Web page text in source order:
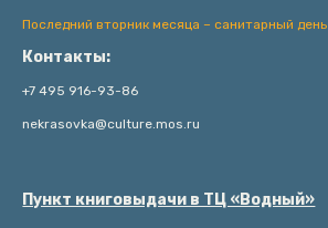
Последний вторник месяца – санитарный день
Контакты:
+7 495 916-93-86
nekrasovka@culture.mos.ru
Пункт книговыдачи в ТЦ «Водный»